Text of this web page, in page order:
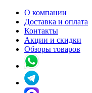
О компании
Доставка и оплата
Контакты
Акции и скидки
Обзоры товаров